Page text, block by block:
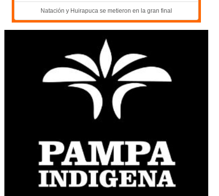
Natación y Huirapuca se metieron en la gran final